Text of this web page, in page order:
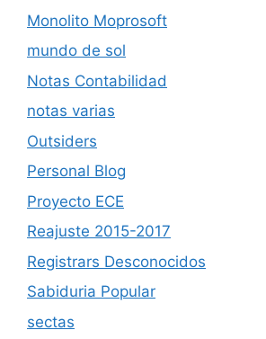
Monolito Moprosoft
mundo de sol
Notas Contabilidad
notas varias
Outsiders
Personal Blog
Proyecto ECE
Reajuste 2015-2017
Registrars Desconocidos
Sabiduria Popular
sectas